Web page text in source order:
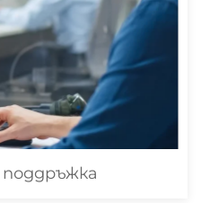
поддръжка